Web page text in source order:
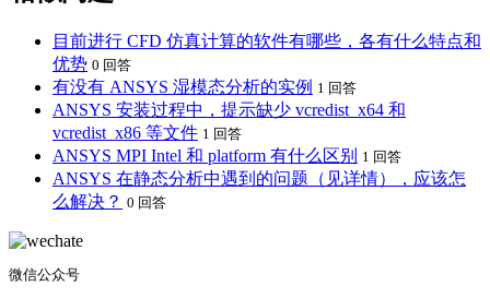
目前进行 CFD 仿真计算的软件有哪些，各有什么特点和
优势 0 回答
有没有 ANSYS 湿模态分析的实例 1 回答
ANSYS 安装过程中，提示缺少 vcredist_x64 和
vcredist_x86 等文件 1 回答
ANSYS MPI Intel 和 platform 有什么区别 1 回答
ANSYS 在静态分析中遇到的问题（见详情），应该怎
么解决？ 0 回答
微信公众号